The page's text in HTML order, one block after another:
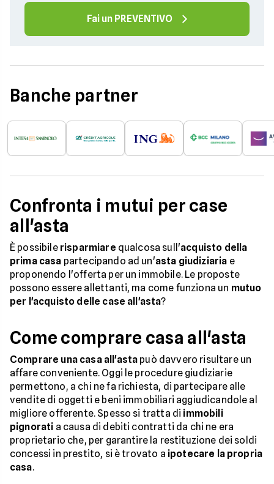
Fai un PREVENTIVO
Banche partner
Confronta i mutui per case
all'asta
È possibile risparmiare qualcosa sull'acquisto della
prima casa partecipando ad un'asta giudiziaria e
proponendo l'offerta per un immobile. Le proposte
possono essere allettanti, ma come funziona un mutuo
per l'acquisto delle case all'asta?
Come comprare casa all'asta
Comprare una casa all'asta può davvero risultare un
affare conveniente. Oggi le procedure giudiziarie
permettono, a chi ne fa richiesta, di partecipare alle
vendite di oggetti e beni immobiliari aggiudicandole al
migliore offerente. Spesso si tratta di immobili
pignorati a causa di debiti contratti da chi ne era
proprietario che, per garantire la restituzione dei soldi
concessi in prestito, si è trovato a ipotecare la propria
casa.